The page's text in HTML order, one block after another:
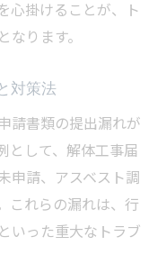
心掛けることが、ト
ります。
対策法
請書類の提出漏れが
として、解体工事届
申請、アスベスト調
これらの漏れは、行
いった重大なトラブ